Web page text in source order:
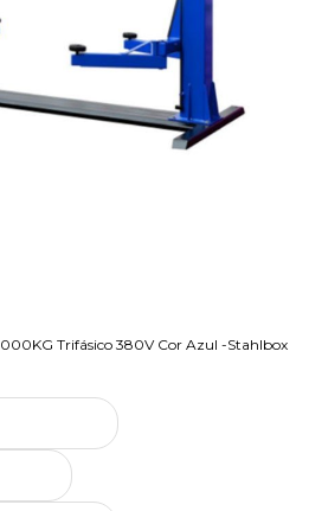
Trifásico 380V Cor Azul -Stahlbox